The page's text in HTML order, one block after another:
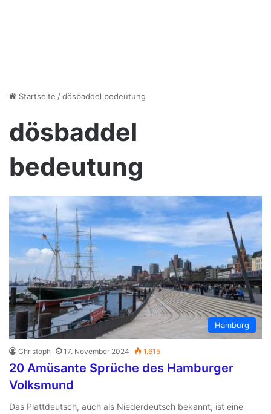
Startseite /dösbaddel bedeutung
dösbaddel
bedeutung
Hamburg
Christoph 17. November 2024 1.615
20 Amüsante Sprüche des Hamburger
Volksmund
Das Plattdeutsch, auch als Niederdeutsch bekannt, ist eine